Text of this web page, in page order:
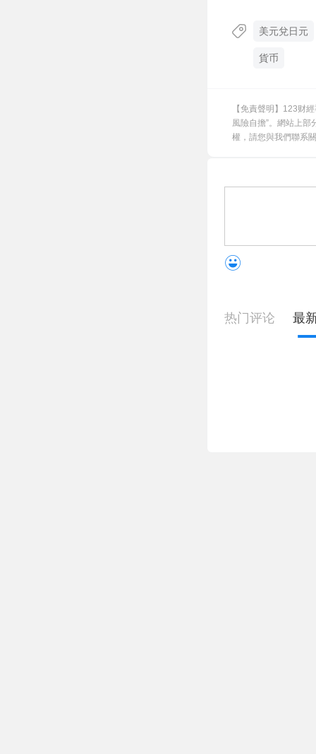
美元兌日元
貨币
【免責聲明】123财
風險自擔”。網站上
權，請您與我們聯系
热门评论 最